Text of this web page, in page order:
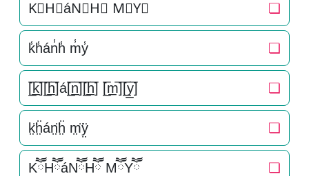
K⃣H⃣áN⃣H⃣ M⃣Y⃣ ❏
k̾h̾án̾h̾ m̾y̾ ❏
[̲̅k̲̅][̲̅h̲̅]á[̲̅n̲̅][̲̅h̲̅] [̲̅m̲̅][̲̅y̲̅] ❏
k̤̈ḧ̤án̤̈ḧ̤ m̤̈ÿ̤ ❏
KཽHཽáNཽHཽ MཽYཽ ❏